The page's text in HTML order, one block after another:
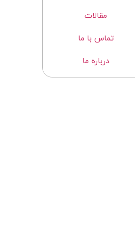
مقالات
تماس با ما
درباره ما